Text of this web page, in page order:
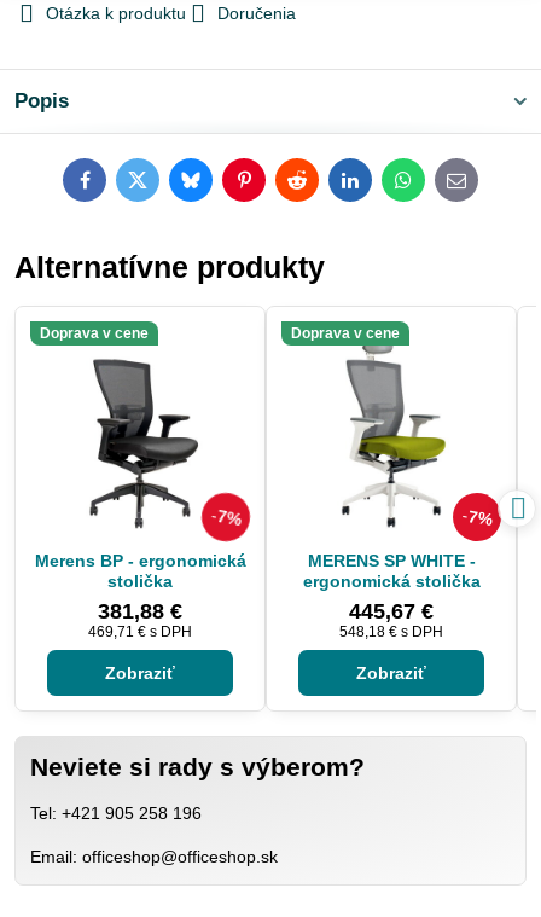
Otázka k produktu Doručenia
Popis
FacebookTwitterBlueskyPinterestRedditLinkedInWhatsApp
E-
mail
Alternatívne produkty
7%
Doprava v cene
Merens BP - ergonomická
stolička
381,88 €
469,71 € s DPH
Zobraziť
7%
Doprava v cene
MERENS SP WHITE -
ergonomická stolička
445,67 €
548,18 € s DPH
Zobraziť
Neviete si rady s výberom?
Tel: +421 905 258 196
Email: officeshop@officeshop.sk